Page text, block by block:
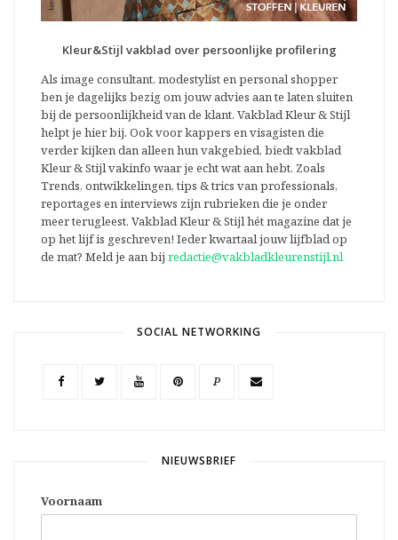
Kleur&Stijl vakblad over persoonlijke profilering
Als image consultant, modestylist en personal shopper
ben je dagelijks bezig om jouw advies aan te laten sluiten
bij de persoonlijkheid van de klant. Vakblad Kleur & Stijl
helpt je hier bij. Ook voor kappers en visagisten die
verder kijken dan alleen hun vakgebied, biedt vakblad
Kleur & Stijl vakinfo waar je echt wat aan hebt. Zoals
Trends, ontwikkelingen, tips & trics van professionals,
reportages en interviews zijn rubrieken die je onder
meer terugleest. Vakblad Kleur & Stijl hét magazine dat je
op het lijf is geschreven! Ieder kwartaal jouw lijfblad op
de mat? Meld je aan bij redactie@vakbladkleurenstijl.nl
SOCIAL NETWORKING
P
NIEUWSBRIEF
Voornaam